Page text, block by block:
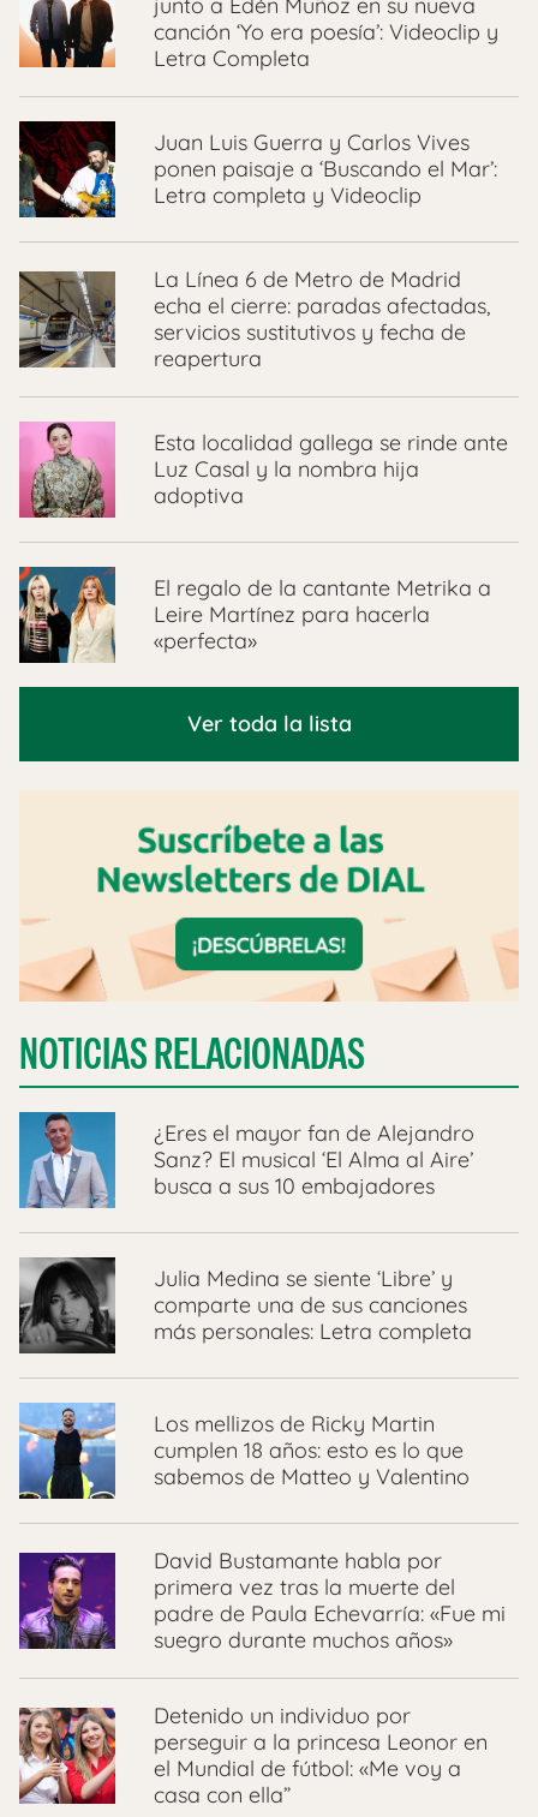
canción ‘Yo era poesía’: Videoclip y
Letra Completa
Juan Luis Guerra y Carlos Vives
ponen paisaje a ‘Buscando el Mar’:
Letra completa y Videoclip
La Línea 6 de Metro de Madrid
echa el cierre: paradas afectadas,
servicios sustitutivos y fecha de
reapertura
Esta localidad gallega se rinde ante
Luz Casal y la nombra hija
adoptiva
El regalo de la cantante Metrika a
Leire Martínez para hacerla
«perfecta»
Ver toda la lista
NOTICIAS RELACIONADAS
¿Eres el mayor fan de Alejandro
Sanz? El musical ‘El Alma al Aire’
busca a sus 10 embajadores
Julia Medina se siente ‘Libre’ y
comparte una de sus canciones
más personales: Letra completa
Los mellizos de Ricky Martin
cumplen 18 años: esto es lo que
sabemos de Matteo y Valentino
David Bustamante habla por
primera vez tras la muerte del
padre de Paula Echevarría: «Fue mi
suegro durante muchos años»
Detenido un individuo por
perseguir a la princesa Leonor en
el Mundial de fútbol: «Me voy a
casa con ella”